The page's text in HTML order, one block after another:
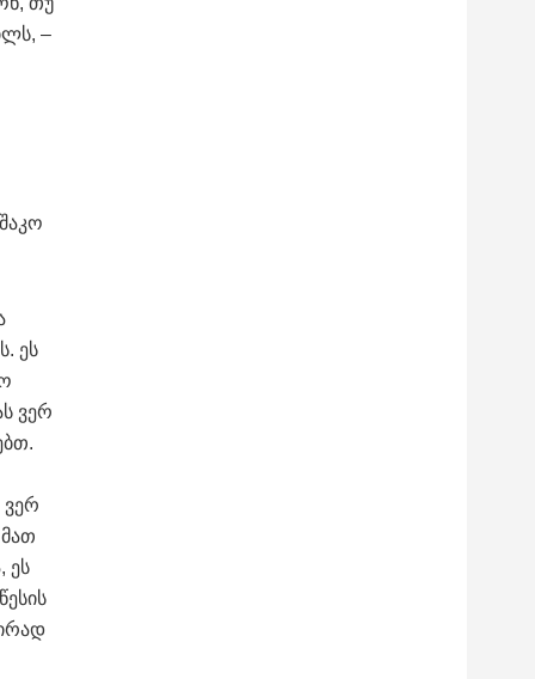
–
ეს
ვერ
ვერ
ეს